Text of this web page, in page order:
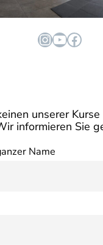
Instagram
YouTube
unserer
informieren Sie
Name